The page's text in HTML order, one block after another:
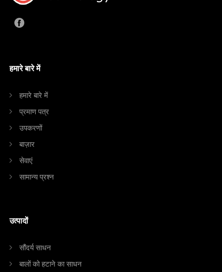
हमारे बारे में
हमारे बारे में
प्रमाण पत्र
उपकरणों
बाज़ार
सेवाएं
सामान्य प्रश्न
उत्पादों
सौंदर्य साधन
बालों को हटाने का साधन